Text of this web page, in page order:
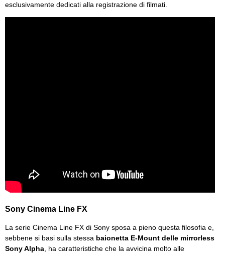
esclusivamente dedicati alla registrazione di filmati.
Sony Cinema Line FX
La serie Cinema Line FX di Sony sposa a pieno questa filosofia e,
sebbene si basi sulla stessa baionetta E-Mount delle mirrorless
Sony Alpha , ha caratteristiche che la avvicina molto alle